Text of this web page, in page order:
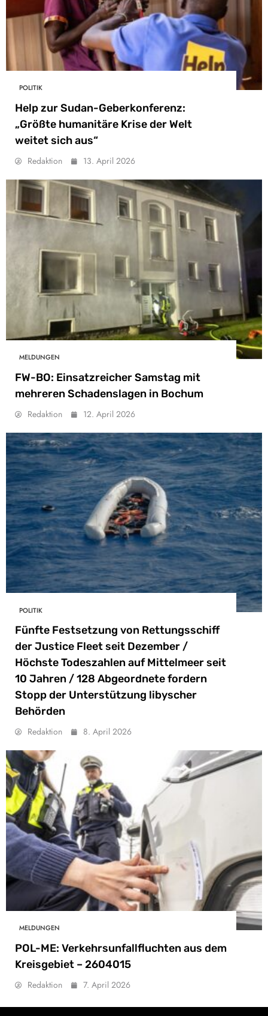
POLITIK
Help zur Sudan-Geberkonferenz:
„Größte humanitäre Krise der Welt
weitet sich aus“
Redaktion 13. April 2026
MELDUNGEN
FW-BO: Einsatzreicher Samstag mit
mehreren Schadenslagen in Bochum
Redaktion 12. April 2026
POLITIK
Fünfte Festsetzung von Rettungsschiff
der Justice Fleet seit Dezember /
Höchste Todeszahlen auf Mittelmeer seit
10 Jahren / 128 Abgeordnete fordern
Stopp der Unterstützung libyscher
Behörden
Redaktion 8. April 2026
MELDUNGEN
POL-ME: Verkehrsunfallfluchten aus dem
Kreisgebiet – 2604015
Redaktion 7. April 2026